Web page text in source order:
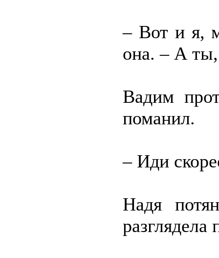
– Вот и я,
она. – А
Вадим
поманил.
– Иди
Надя